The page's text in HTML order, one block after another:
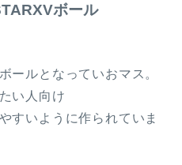
ボール
ールとなっていおマス。
い人向け
すいように作られていま